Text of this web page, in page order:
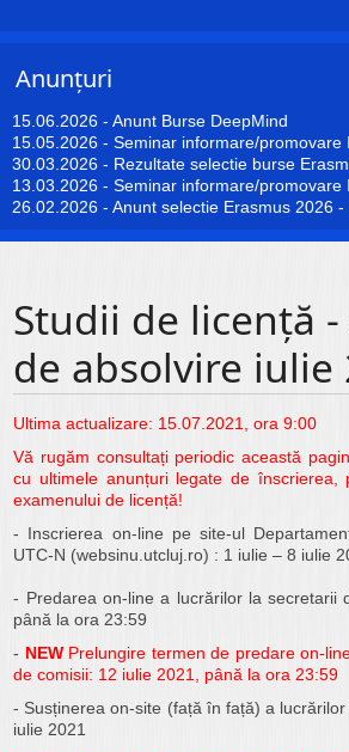
Anunțuri
15.06.2026 - Anunt Burse DeepMind
15.05.2026 - Seminar informare/promovare
30.03.2026 - Rezultate selectie burse
13.03.2026 - Seminar informare/promovare
26.02.2026 - Anunt selectie Erasmus 2026 -
Studii de licență
de absolvire iulie
Ultima actualizare: 15.07.2021, ora 9:00
Vă rugăm consultați periodic această
cu ultimele anunțuri legate de înscrierea,
examenului de licență!
- Inscrierea on-line pe site-ul
UTC-N (websinu.utcluj.ro) : 1 iulie – 8 iulie
- Predarea on-line a lucrărilor la secretarii
până la ora 23:59
- NEWPrelungire termen de predare on-
de comisii: 12 iulie 2021, până la ora 23:59
- Susținerea on-site (față în față) a
iulie 2021